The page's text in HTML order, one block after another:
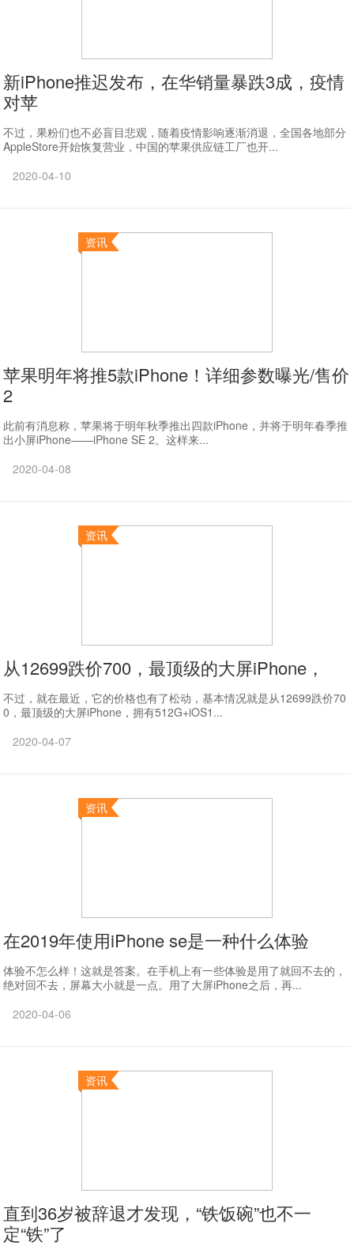
新iPhone推迟发布，在华销量暴跌3成，疫情
对苹
不过，果粉们也不必盲目悲观，随着疫情影响逐渐消退，全国各地部分
AppleStore开始恢复营业，中国的苹果供应链工厂也开...
2020-04-10
资讯
苹果明年将推5款iPhone！详细参数曝光/售价
2
此前有消息称，苹果将于明年秋季推出四款iPhone，并将于明年春季推
出小屏iPhone——iPhone SE 2。这样来...
2020-04-08
资讯
从12699跌价700，最顶级的大屏iPhone，
不过，就在最近，它的价格也有了松动，基本情况就是从12699跌价70
0，最顶级的大屏iPhone，拥有512G+iOS1...
2020-04-07
资讯
在2019年使用iPhone se是一种什么体验
体验不怎么样！这就是答案。在手机上有一些体验是用了就回不去的，
绝对回不去，屏幕大小就是一点。用了大屏iPhone之后，再...
2020-04-06
资讯
直到36岁被辞退才发现，“铁饭碗”也不一
定“铁”了